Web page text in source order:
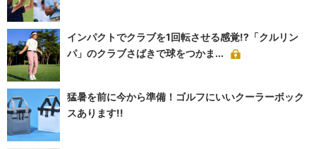
インパクトでクラブを1回転させる感覚!?「クルリン
パ」のクラブさばきで球をつかま...
猛暑を前に今から準備！ゴルフにいいクーラーボック
スあります!!